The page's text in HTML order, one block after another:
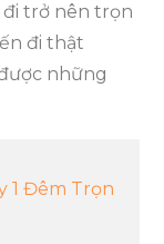
đi trở nên trọn
đi thật
những
1 Đêm Trọn